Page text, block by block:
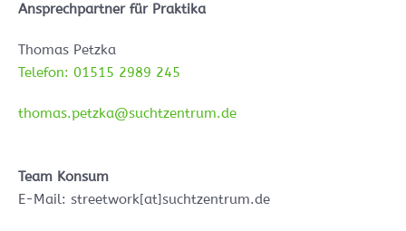
Ansprechpartner für Praktika
Thomas Petzka
Telefon: 01515 2989 245
thomas.petzka@suchtzentrum.de
Team Konsum
E-Mail: streetwork[at]suchtzentrum.de